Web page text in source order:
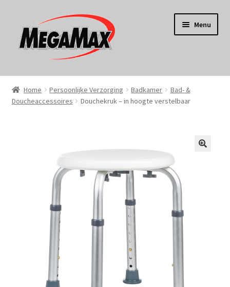
door
naar
naar
de
Menu
Home
KERST
Gereedschap
Huishouden
Persoonlijke Verzorging
Home Persoonlijke Verzorging Badkamer
Bad- &
Doucheaccessoires
Douchekruk – in hoogte verstelbaar